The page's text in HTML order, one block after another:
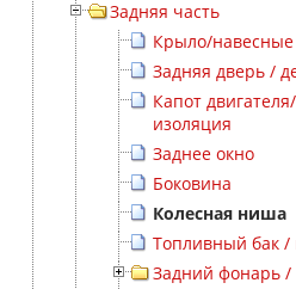
Задняя часть
Крыло/навесные
Задняя дверь /
Капот
изоляция
Заднее окно
Боковина
Колесная ниша
Топливный бак
Задний фонарь